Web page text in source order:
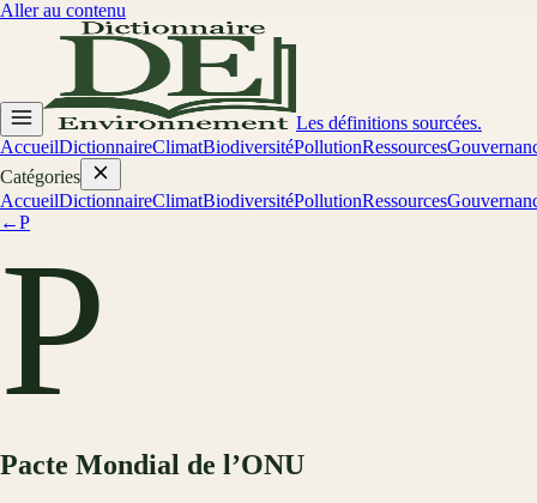
Aller au contenu
Les définitions sourcées.
AccueilDictionnaireClimatBiodiversitéPollutionRessources
Catégories
AccueilDictionnaireClimatBiodiversitéPollutionRessources
←P
P
Pacte Mondial de l’ONU